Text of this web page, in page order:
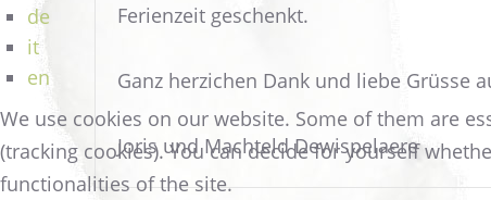
Ferienzeit geschenkt.
Ganz herzichen Dank und liebe Grüsse
Joris und Machteld Dewispelaere
de
it
en
We use cookies on our website. Some of them are
(tracking cookies). You can decide for yourself
functionalities of the site.